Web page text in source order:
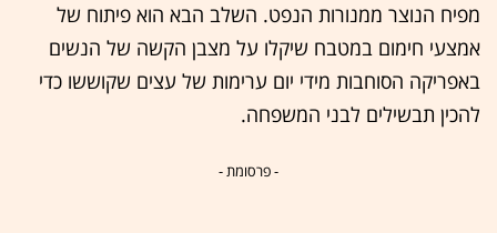
מפיח הנוצר ממנורות הנפט. השלב הבא הוא פיתוח של
אמצעי חימום במטבח שיקלו על מצבן הקשה של הנשים
באפריקה הסוחבות מידי יום ערימות של עצים שקוששו כדי
להכין תבשילים לבני המשפחה.
- פרסומת -